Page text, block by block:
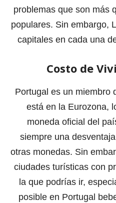
problemas que son más
populares. Sin embargo,
capitales en cada una
Costo de
Portugal es un miembro
está en la Eurozona,
moneda oficial del
siempre una
otras monedas. Sin
ciudades turísticas con
la que podrías ir,
posible en Portugal